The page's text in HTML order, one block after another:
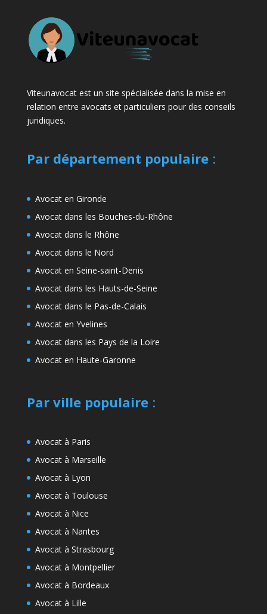
Viteunavocat est un site spécialisée dans la mise en
relation entre avocats et particuliers pour des conseils
juridiques.
Par département populaire:
Avocat en Gironde
Avocat dans les Bouches-du-Rhône
Avocat dans le Rhône
Avocat dans le Nord
Avocat en Seine-saint-Denis
Avocat dans les Hauts-de-Seine
Avocat dans le Pas-de-Calais
Avocat en Yvelines
Avocat dans les Pays de la Loire
Avocat en Haute-Garonne
Par ville populaire:
Avocat à Paris
Avocat à Marseille
Avocat à Lyon
Avocat à Toulouse
Avocat à Nice
Avocat à Nantes
Avocat à Strasbourg
Avocat à Montpellier
Avocat à Bordeaux
Avocat à Lille